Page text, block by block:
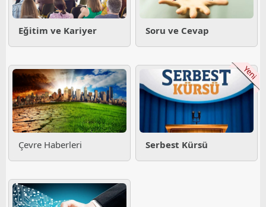
Eğitim ve Kariyer Soru ve Cevap
Çevre Haberleri
Yeni
Serbest Kürsü